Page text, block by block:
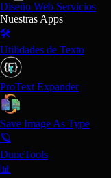
Diseño Web Servicios
Nuestras Apps
🛠️
Utilidades de Texto
ProText Expander
Save Image As Type
🪐
DuneTools
📊